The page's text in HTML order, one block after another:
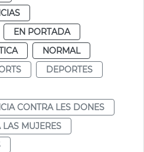
EN PORTADA
NORMAL
DEPORTES
CONTRA LES DONES
MUJERES